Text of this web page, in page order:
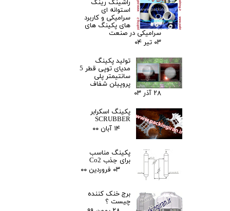
راشینگ رینگ
استوانه ای
سرامیکی و کاربرد
های پکینگ های
سرامیکی در صنعت
۰۳ تیر ۰۴
تولید پکینگ
مدیای توپی قطر 5
سانتیمتر پلی
پروپیلن شفاف
۲۸ آذر ۰۳
پکینگ اسکرابر
SCRUBBER
۱۴ آبان ۰۰
پکینگ مناسب
برای جذب Co2
۰۳ فروردین ۰۰
برج خنک کننده
چیست ؟